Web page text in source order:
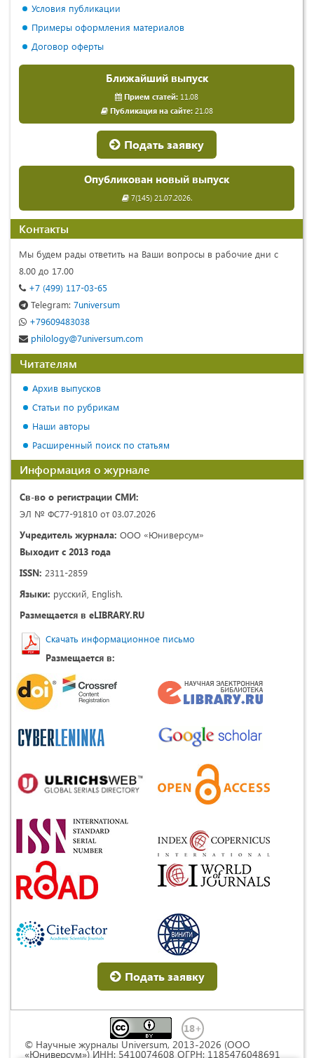
Условия публикации
Примеры оформления материалов
Договор оферты
Ближайший выпуск
Прием статей: 11.08
Публикация на сайте:21.08
Подать заявку
Опубликован новый выпуск
7(145) 21.07.2026.
Контакты
Мы будем рады ответить на Ваши вопросы в рабочие дни с
8.00 до 17.00
+7 (499) 117-03-65
Telegram: 7universum
+79609483038
philology@7universum.com
Читателям
Архив выпусков
Статьи по рубрикам
Наши авторы
Расширенный поиск по статьям
Информация о журнале
Св-во о регистрации СМИ:
ЭЛ № ФС77-91810 от 03.07.2026
Учредитель журнала: ООО «Юниверсум»
Выходит с 2013 года
ISSN: 2311-2859
Языки: русский, English.
Размещается в eLIBRARY.RU
Скачать информационное письмо
Размещается в:
Подать заявку
© Научные журналы Universum, 2013-2026 (ООО
«Юниверсум») ИНН: 5410074608 ОГРН: 1185476048691